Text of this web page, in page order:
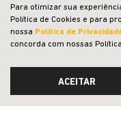
Para otimizar sua
Política de Cookies e para
nossa Política de
concorda com nossas
ACEITAR